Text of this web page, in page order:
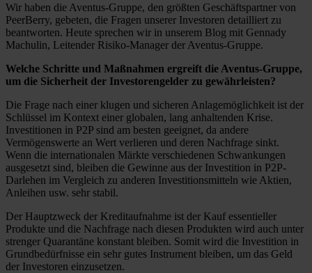
Wir haben die Aventus-Gruppe, den größten Geschäftspartner von
PeerBerry, gebeten, die Fragen unserer Investoren detailliert zu
beantworten. Heute sprechen wir in unserem Blog mit Gennady
Machulin, Leitender Risiko-Manager der Aventus-Gruppe.
Welche Schritte und Maßnahmen ergreift die Aventus-Gruppe,
um die Sicherheit der Investorengelder zu gewährleisten?
Die Frage nach einer klugen und sicheren Anlagemöglichkeit ist der
Schlüssel im Kontext einer globalen, lang anhaltenden Krise.
Investitionen in P2P sind am besten geeignet, da andere
Vermögenswerte an Wert verlieren und deren Nachfrage sinkt.
Wenn die internationalen Märkte verschiedenen Schwankungen
ausgesetzt sind, bleiben die Gewinne aus der Investition in P2P-
Darlehen im Vergleich zu anderen Investitionsmitteln wie Aktien,
Anleihen usw. sehr stabil.
Der Hauptzweck der Kreditaufnahme ist der Kauf essentieller
Produkte und die Nachfrage nach diesen Produkten wird auch unter
strenger Quarantäne konstant bleiben. Somit wird die Investition in
Grundbedürfnisse ein sehr gutes Instrument bleiben, um das Geld
der Investoren einzusetzen.